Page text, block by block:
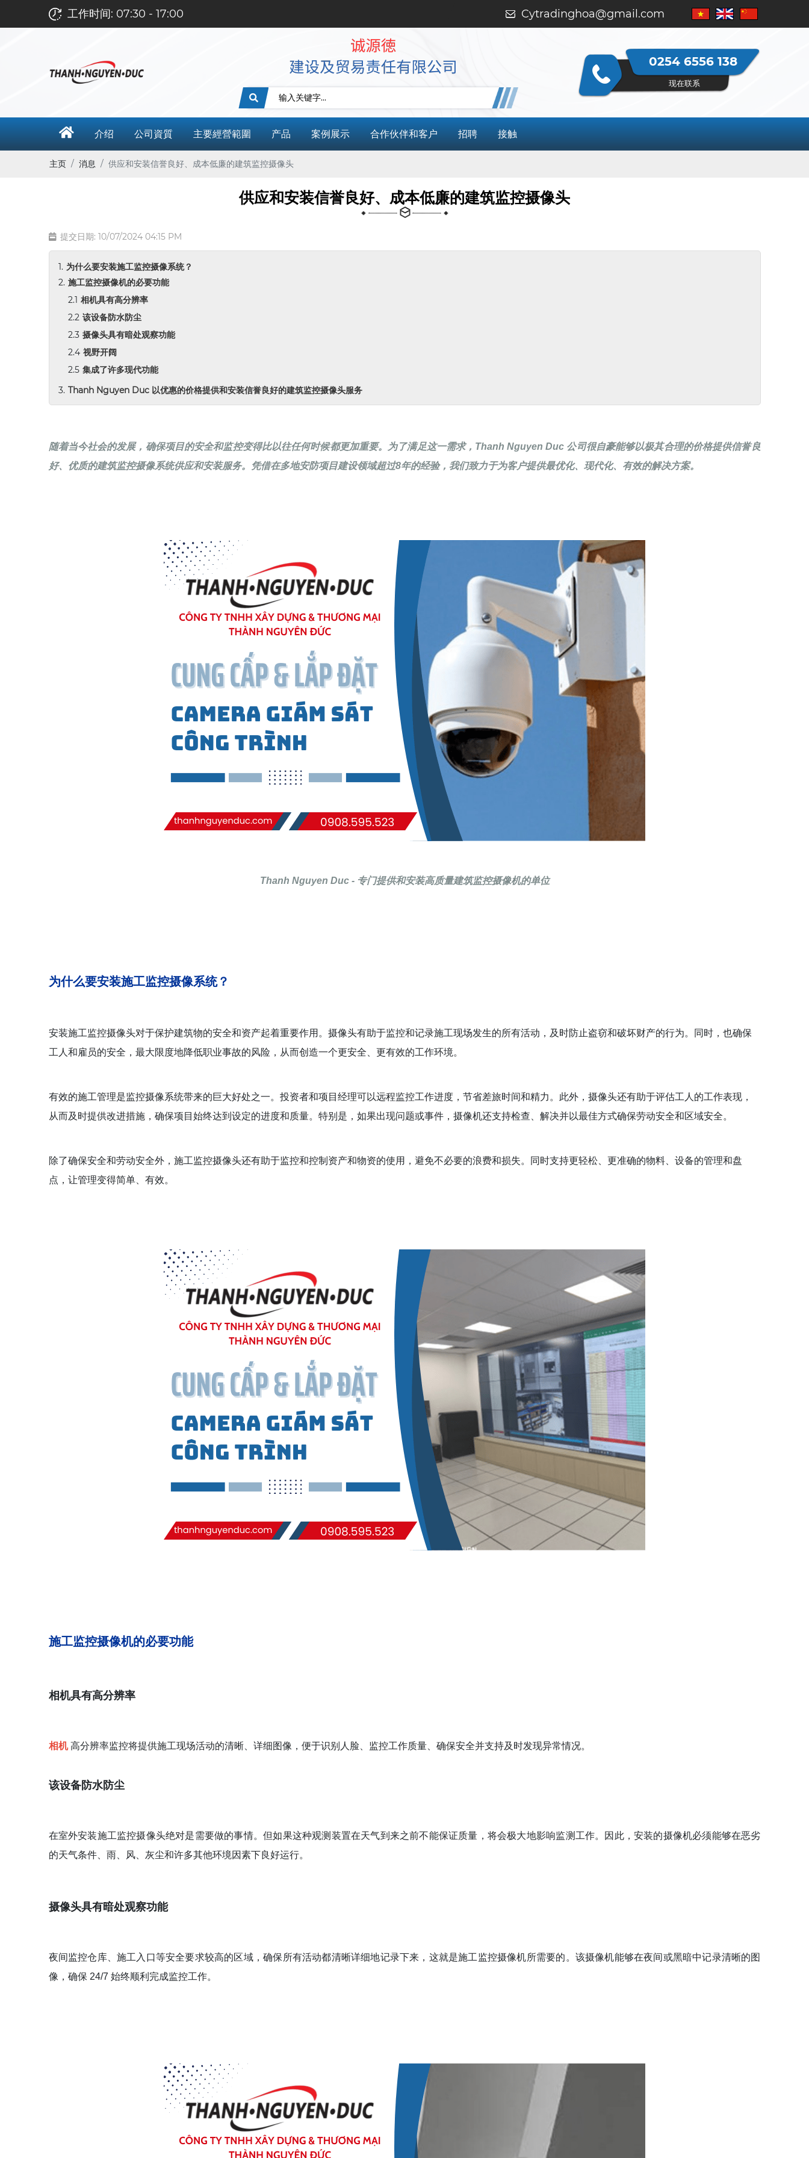
工作时间: 07:30 - 17:00 Cytradinghoa@gmail.com
0254 6556 138
现在联系
介绍 公司資質 主要經營範圍 产品 案例展示 合作伙伴和客户 招聘 接触
主页 消息 供应和安装信誉良好、成本低廉的建筑监控摄像头
供应和安装信誉良好、成本低廉的建筑监控摄像头
提交日期: 10/07/2024 04:15 PM
为什么要安装施工监控摄像系统？
施工监控摄像机的必要功能
相机具有高分辨率
该设备防水防尘
摄像头具有暗处观察功能
视野开阔
集成了许多现代功能
Thanh Nguyen Duc 以优惠的价格提供和安装信誉良好的建筑监控摄像头服务
随着当今社会的发展，确保项目的安全和监控变得比以往任何时候都更加重要。为了满足这一需求，Thanh Nguyen Duc 公司很自豪能够以极其合理的价格提供信誉良
好、优质的建筑监控摄像系统供应和安装服务。凭借在多地安防项目建设领域超过8年的经验，我们致力于为客户提供最优化、现代化、有效的解决方案。
Thanh Nguyen Duc - 专门提供和安装高质量建筑监控摄像机的单位
为什么要安装施工监控摄像系统？
安装施工监控摄像头对于保护建筑物的安全和资产起着重要作用。摄像头有助于监控和记录施工现场发生的所有活动，及时防止盗窃和破坏财产的行为。同时，也确保
工人和雇员的安全，最大限度地降低职业事故的风险，从而创造一个更安全、更有效的工作环境。
有效的施工管理是监控摄像系统带来的巨大好处之一。投资者和项目经理可以远程监控工作进度，节省差旅时间和精力。此外，摄像头还有助于评估工人的工作表现，
从而及时提供改进措施，确保项目始终达到设定的进度和质量。特别是，如果出现问题或事件，摄像机还支持检查、解决并以最佳方式确保劳动安全和区域安全。
除了确保安全和劳动安全外，施工监控摄像头还有助于监控和控制资产和物资的使用，避免不必要的浪费和损失。同时支持更轻松、更准确的物料、设备的管理和盘
点，让管理变得简单、有效。
施工监控摄像机的必要功能
相机具有高分辨率
相机 高分辨率监控将提供施工现场活动的清晰、详细图像，便于识别人脸、监控工作质量、确保安全并支持及时发现异常情况。
该设备防水防尘
在室外安装施工监控摄像头绝对是需要做的事情。但如果这种观测装置在天气到来之前不能保证质量，将会极大地影响监测工作。因此，安装的摄像机必须能够在恶劣
的天气条件、雨、风、灰尘和许多其他环境因素下良好运行。
摄像头具有暗处观察功能
夜间监控仓库、施工入口等安全要求较高的区域，确保所有活动都清晰详细地记录下来，这就是施工监控摄像机所需要的。该摄像机能够在夜间或黑暗中记录清晰的图
像，确保 24/7 始终顺利完成监控工作。